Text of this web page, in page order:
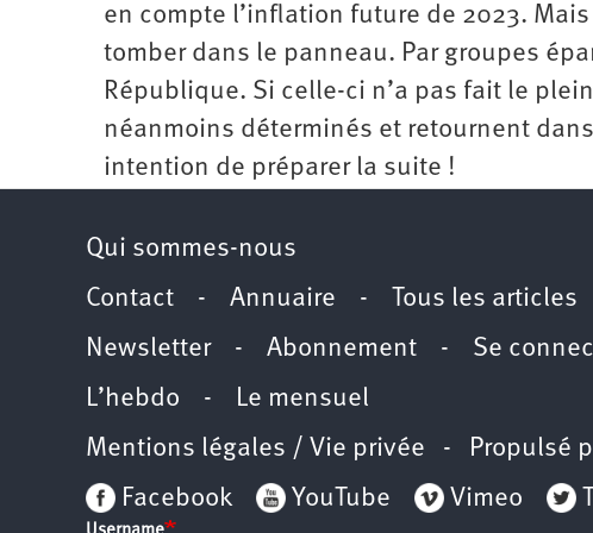
en compte l’inflation future de 2023.
tomber dans le panneau. Par groupes
République. Si celle-ci n’a pas fait le
néanmoins déterminés et retournent
intention de préparer la suite !
Qui sommes-nous
Contact - Annuaire - Tous les articles
Newsletter- Abonnement - Se
L’hebdo - Le mensuel
Mentions légales / Vie privée - Propulsé
Facebook
YouTube Vimeo